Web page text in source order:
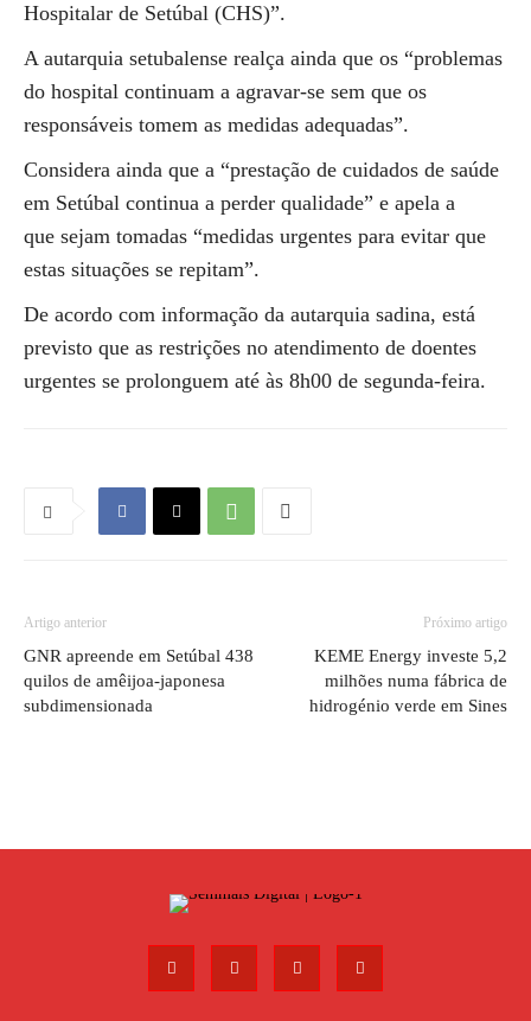
Hospitalar de Setúbal (CHS)”.
A autarquia setubalense realça ainda que os “problemas
do hospital continuam a agravar-se sem que os
responsáveis tomem as medidas adequadas”.
Considera ainda que a “prestação de cuidados de saúde
em Setúbal continua a perder qualidade” e apela a
que sejam tomadas “medidas urgentes para evitar que
estas situações se repitam”.
De acordo com informação da autarquia sadina, está
previsto que as restrições no atendimento de doentes
urgentes se prolonguem até às 8h00 de segunda-feira.
Artigo anterior
GNR apreende em Setúbal 438
quilos de amêijoa-japonesa
subdimensionada
Próximo artigo
KEME Energy investe 5,2
milhões numa fábrica de
hidrogénio verde em Sines